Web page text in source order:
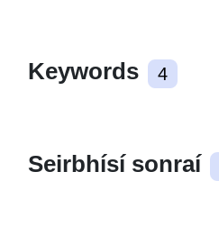
Keywords 4
Seirbhísí sonraí